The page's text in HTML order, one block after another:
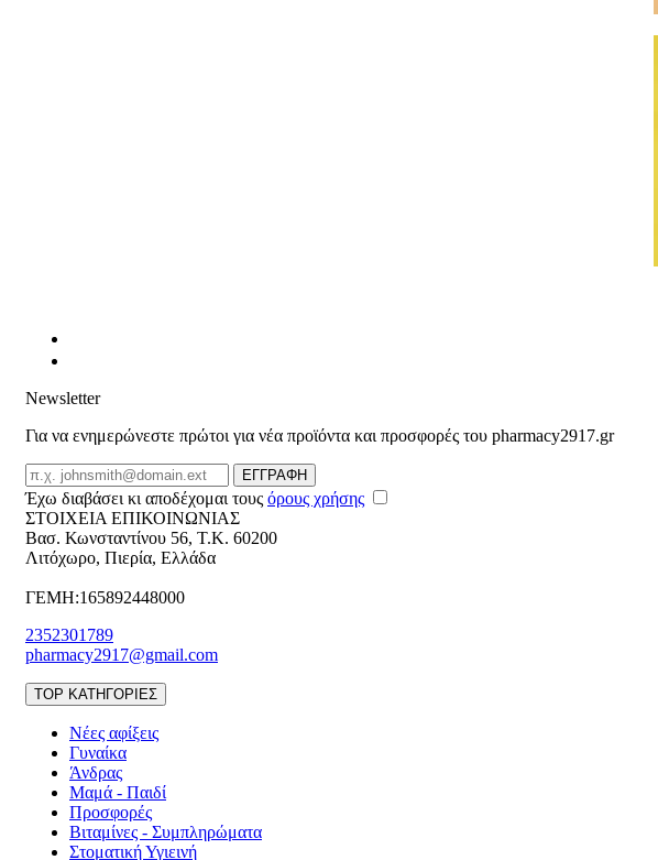
Newsletter
Για να ενημερώνεστε πρώτοι για νέα προϊόντα και προσφορές του pharmacy2917.gr
Email
ΕΓΓΡΑΦΗ
Έχω διαβάσει κι αποδέχομαι τους όρους χρήσης
ΣΤΟΙΧΕΙΑ ΕΠΙΚΟΙΝΩΝΙΑΣ
Βασ. Κωνσταντίνου 56, T.K. 60200
Λιτόχωρο, Πιερία, Ελλάδα
ΓΕΜΗ:165892448000
2352301789
pharmacy2917@gmail.com
TOP ΚΑΤΗΓΟΡΙΕΣ
Νέες αφίξεις
Γυναίκα
Άνδρας
Μαμά - Παιδί
Προσφορές
Βιταμίνες - Συμπληρώματα
Στοματική Υγιεινή